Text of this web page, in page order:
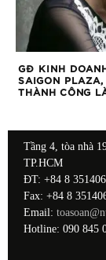
GĐ KINH
SAIGON
THÀNH CÔNG
Tầng 4, tòa nhà
TP.HCM
ĐT: +84 8
Fax: +84 8
Email:
Hotline: 090 845